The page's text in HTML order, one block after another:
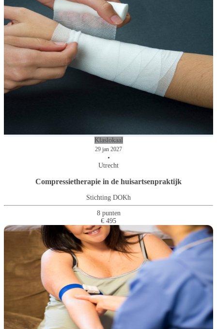
Klaslokaal
29 jan 2027
•
Utrecht
Compressietherapie in de huisartsenpraktijk
Stichting DOKh
8 punten
€ 495